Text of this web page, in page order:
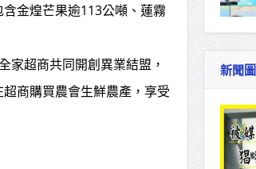
金煌芒果逾113公噸、蓮霧
家超商共同開創異業結盟，
商購買農會生鮮農產，享受
新聞